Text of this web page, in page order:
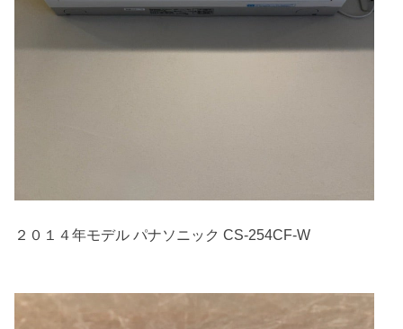
２０１４年モデル パナソニック CS-254CF-W